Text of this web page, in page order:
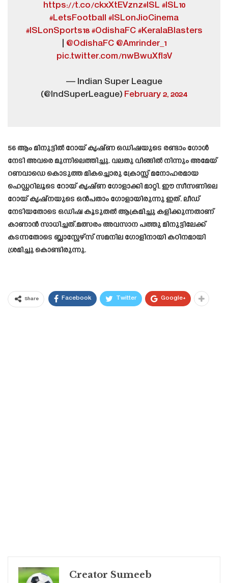
https://t.co/ckxXtEVznz#ISL #ISL10
#LetsFootball
#ISLonJioCinema
#ISLonSports18 #OdishaFC #KeralaBlasters
@OdishaFC @Amrinder_1
pic.twitter.com/nwBwuXfl3V
— Indian Super League
(@IndSuperLeague) February 2, 2024
56 ആം മിനുട്ടിൽ റോയ് കൃഷ്ണ ഒഡിഷയുടെ രണ്ടാം ഗോൾ
നേടി അവരെ മുന്നിലെത്തിച്ചു. വലതു വിങ്ങിൽ നിന്നും അമേയ്
റണവാഡെ കൊടുത്ത മികച്ചൊരു ക്രോസ്സ് മനോഹരമായ
ഹെഡ്ഡറിലൂടെ റോയ് കൃഷ്ണ ഗോളാക്കി മാറ്റി. ഈ സീസണിലെ
റോയ് കൃഷ്നയുടെ ഒൻപതാം ഗോളായിരുന്നു ഇത്. ലീഡ്
നേടിയതോടെ ഒഡിഷ കൂടുതൽ ആക്രമിച്ചു കളിക്കുന്നതാണ്
കാണാൻ സാധിച്ചത്.മത്സരം അവസാന പത്തു മിനുട്ടിലേക്ക്
കടന്നതോടെ ബ്ലാസ്റ്റേഴ്‌സ് സമനില ഗോളിനായി കഠിനമായി
ശ്രമിച്ചു കൊണ്ടിരുന്നു.
Share Facebook Twitter Google+
Creator Sumeeb